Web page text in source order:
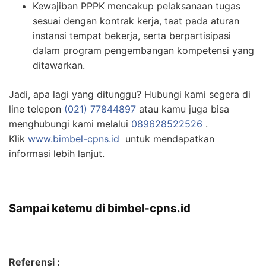
Kewajiban PPPK mencakup pelaksanaan tugas
sesuai dengan kontrak kerja, taat pada aturan
instansi tempat bekerja, serta berpartisipasi
dalam program pengembangan kompetensi yang
ditawarkan.
Jadi, apa lagi yang ditunggu? Hubungi kami segera di
line telepon (021) 77844897 atau kamu juga bisa
menghubungi kami melalui 089628522526 .
Klik www.bimbel-cpns.id untuk mendapatkan
informasi lebih lanjut.
Sampai ketemu di bimbel-cpns.id
Referensi :